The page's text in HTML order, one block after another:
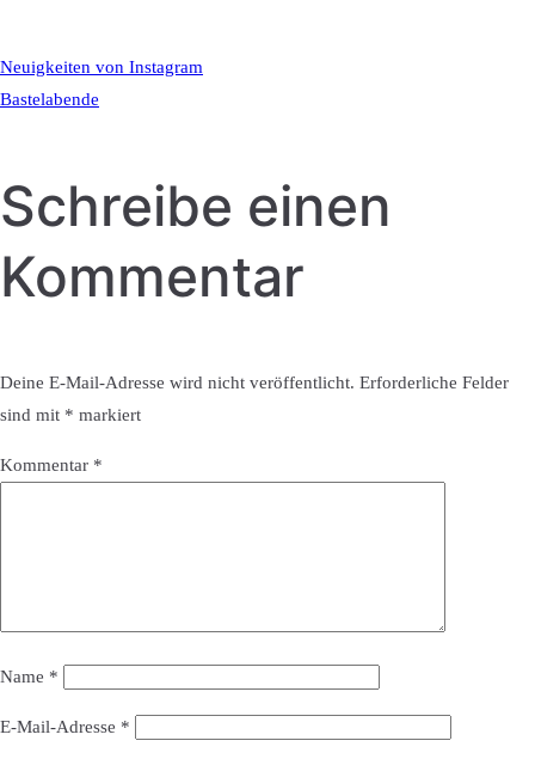
Neuigkeiten von Instagram
Bastelabende
Schreibe einen
Kommentar
Deine E-Mail-Adresse wird nicht veröffentlicht. Erforderliche Felder
sind mit * markiert
Kommentar *
Name *
E-Mail-Adresse *